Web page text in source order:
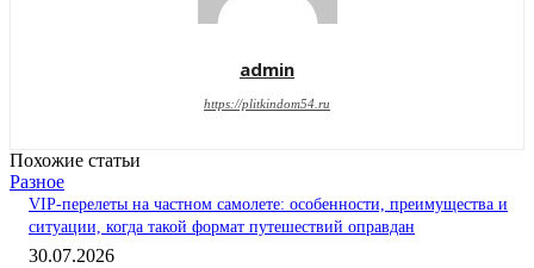
admin
https://plitkindom54.ru
Похожие статьи
Разное
VIP-перелеты на частном самолете: особенности, преимущества и
ситуации, когда такой формат путешествий оправдан
30.07.2026